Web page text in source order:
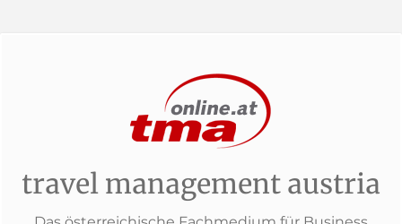
travel management austria